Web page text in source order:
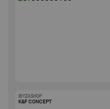
IBYZASHOP
K&F CONCEPT